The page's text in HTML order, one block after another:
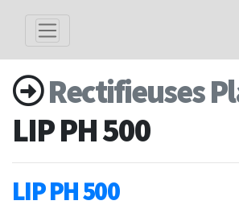
Rectifieuses
LIP PH 500
LIP PH 500